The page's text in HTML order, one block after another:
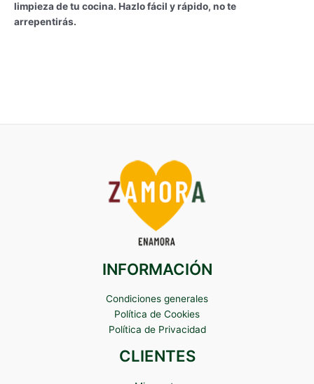
limpieza de tu cocina. Hazlo fácil y rápido, no te
arrepentirás.
INFORMACIÓN
Condiciones generales
Política de Cookies
Política de Privacidad
CLIENTES